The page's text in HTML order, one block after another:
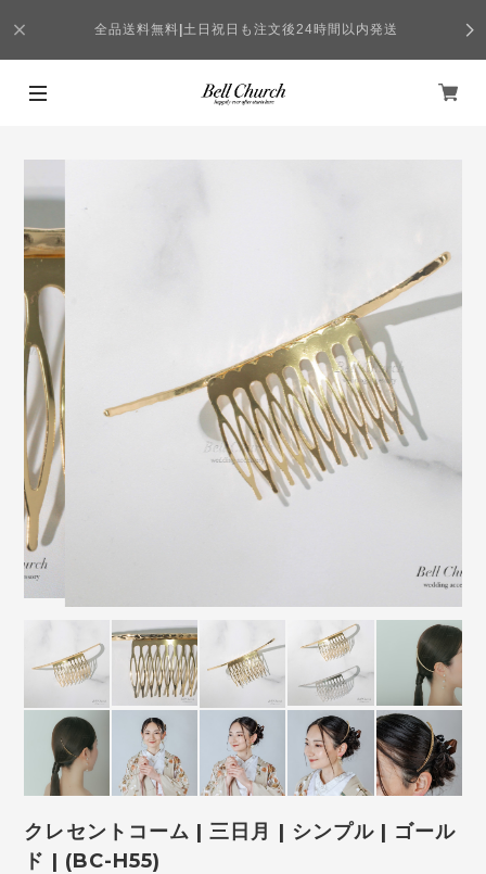
全品送料無料 土日祝日も注文後24時間以内発送
クレセントコーム | 三日月 | シンプル | ゴール
ド | (BC-H55)